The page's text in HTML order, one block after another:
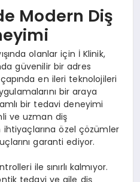
Modern Diş
olanlar için İ Klinik,
güvenilir bir adres
en ileri teknolojileri
bir araya
bir tedavi deneyimi
ve uzman diş
özel çözümler
garanti ediyor.
ile sınırlı kalmıyor.
tedavi ve aile diş